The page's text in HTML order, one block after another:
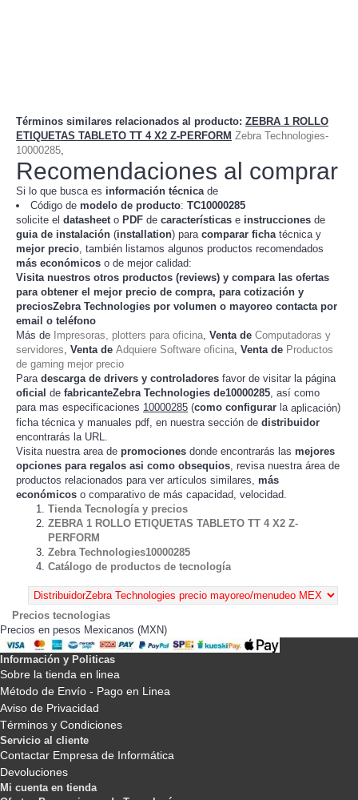
Términos similares relacionados al producto: ZEBRA 1 ROLLO
ETIQUETAS TABLETO TT 4 X2 Z-PERFORM Zebra Technologies-
10000285,
Recomendaciones al comprar
Si lo que busca es información técnicade
Código de modelo de producto: TC10000285
solicite el datasheeto PDF de características e instrucciones de
guia de instalación (installation) para comparar fichatécnica y
mejor precio, también listamos algunos productos recomendados
más económicos o de mejor calidad:
Visita nuestros otros productos (reviews) y compara las ofertas
para obtener el mejor precio de compra, para cotización y
preciosZebra Technologies por volumen o mayoreo contacta por
email o teléfono
Más de Impresoras, plotters para oficina, Venta de Computadoras y
servidores, Venta de Adquiere Software oficina, Venta de Productos
de gaming mejor precio
Para descarga de drivers y controladores favor de visitar la página
oficial de fabricanteZebra Technologies de10000285, así como
para mas especificaciones 10000285 (como configurar la aplicación)
ficha técnica y manuales pdf, en nuestra sección de distribuidor
encontrarás la URL.
Visita nuestra area de promociones donde encontrarás las mejores
opciones para regalos asi como obsequios , revisa nuestra área de
productos relacionados para ver artículos similares más
económicos o comparativo de más capacidad, velocidad.
Tienda Tecnología y precios
ZEBRA 1 ROLLO ETIQUETAS TABLETO TT 4 X2 Z-
PERFORM
Zebra Technologies10000285
Catálogo de productos de tecnología
Precios tecnologias
Precios en pesos Mexicanos (MXN)
Información y Politicas
Sobre la tienda en linea
Método de Envío - Pago en Linea
Aviso de Privacidad
Términos y Condiciones
Servicio al cliente
Contactar Empresa de Informática
Devoluciones
Mi cuenta en tienda